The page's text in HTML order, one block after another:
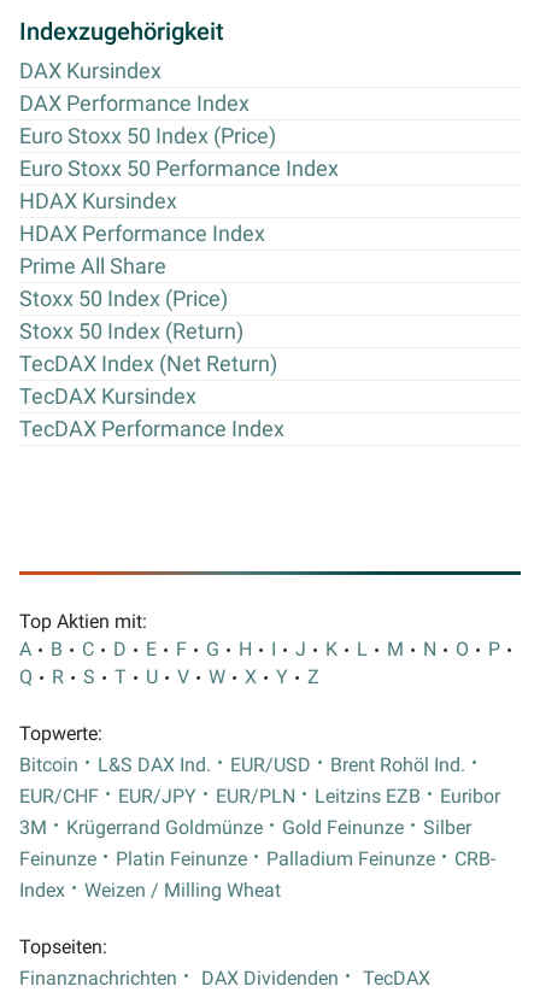
Indexzugehörigkeit
DAX Kursindex
DAX Performance Index
Euro Stoxx 50 Index (Price)
Euro Stoxx 50 Performance Index
HDAX Kursindex
HDAX Performance Index
Prime All Share
Stoxx 50 Index (Price)
Stoxx 50 Index (Return)
TecDAX Index (Net Return)
TecDAX Kursindex
TecDAX Performance Index
Top Aktien mit:
A
B C D E F G H I J K L M N O
P
Q
R S T U V W X Y Z
Topwerte:
Bitcoin
L&S DAX Ind. EUR/USD
Brent Rohöl Ind.
EUR/CHF
EUR/JPY EUR/PLN Leitzins EZB
Euribor
3M
Krügerrand Goldmünze Gold Feinunze
Silber
Feinunze
Platin Feinunze Palladium Feinunze
CRB-
Index
Weizen / Milling Wheat
Topseiten:
Finanznachrichten
DAX Dividenden TecDAX